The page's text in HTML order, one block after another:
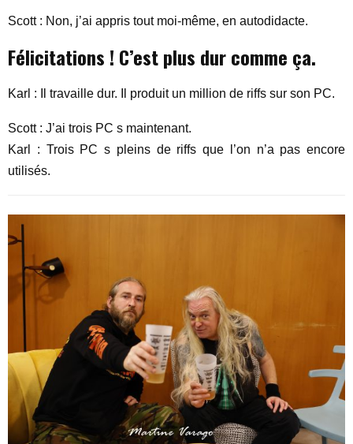
Scott : Non, j’ai appris tout moi-même, en autodidacte.
Félicitations ! C’est plus dur comme ça.
Karl : Il travaille dur. Il produit un million de riffs sur son PC.
Scott : J’ai trois PC s maintenant.
Karl : Trois PC s pleins de riffs que l’on n’a pas encore
utilisés.